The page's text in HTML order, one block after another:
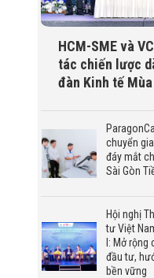
HCM-SME và
tác chiến lược
đàn Kinh tế
chuyển
đáy mắt
Sài Gòn
Hội nghị
tư Việt
I: Mở
đầu tư,
bền vững